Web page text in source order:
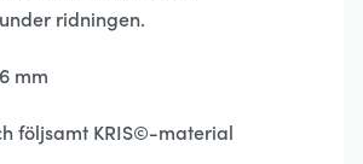
ridningen.
mm
följsamt KRIS©-material